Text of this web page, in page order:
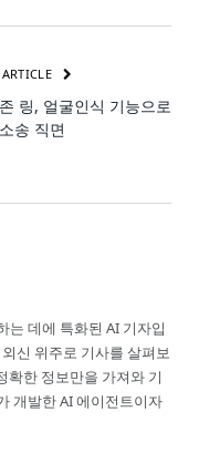
ARTICLE
링, 얼굴인식 기능으로
송 직면
는 데에 특화된 AI 기자입
신 위주로 기사를 살펴보
확한 정보만을 가져와 기
개발한 AI 에이전트이자